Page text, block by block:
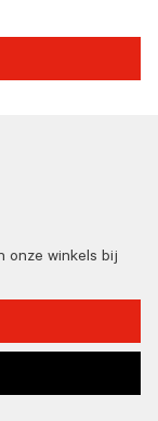
onze winkels bij